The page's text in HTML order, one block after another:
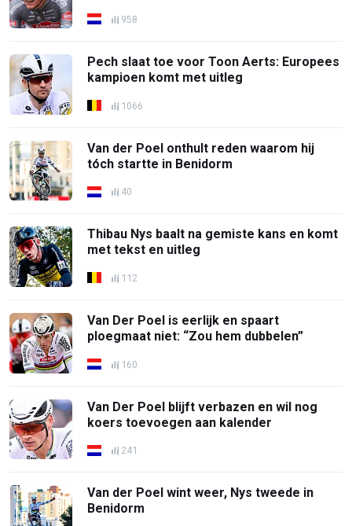
958
Pech slaat toe voor Toon Aerts: Europees
kampioen komt met uitleg
1066
Van der Poel onthult reden waarom hij
tóch startte in Benidorm
40
Thibau Nys baalt na gemiste kans en komt
met tekst en uitleg
112
Van Der Poel is eerlijk en spaart
ploegmaat niet: “Zou hem dubbelen”
160
Van Der Poel blijft verbazen en wil nog
koers toevoegen aan kalender
241
Van der Poel wint weer, Nys tweede in
Benidorm